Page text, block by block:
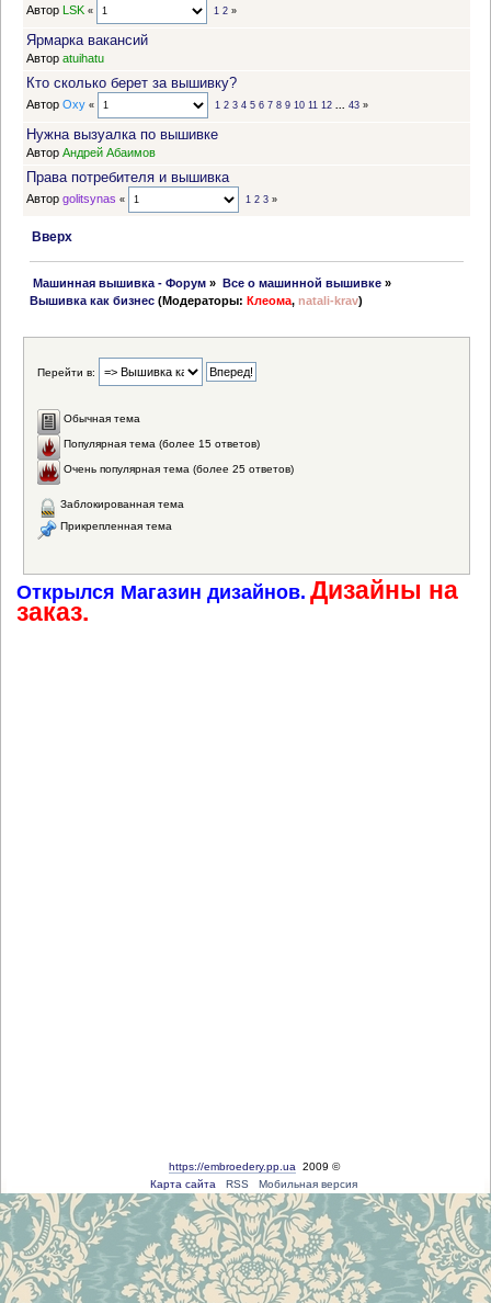
Автор LSK « 1 2»
Ярмарка вакансий
Автор atuihatu
Кто сколько берет за вышивку?
Автор Oxy « 1 2 3 4 5 6 7 8 9 10 11 12 ... 43»
Нужна вызуалка по вышивке
Автор Андрей Абаимов
Права потребителя и вышивка
Автор golitsynas « 1 2 3»
Вверх
Машинная вышивка - Форум » Все о машинной вышивке»
Вышивка как бизнес (Модераторы: Клеома,natali-krav)
Перейти в:
Обычная тема
Популярная тема (более 15 ответов)
Очень популярная тема (более 25 ответов)
Заблокированная тема
Прикрепленная тема
Открылся Магазин дизайнов. Дизайны на
заказ.
https://embroedery.pp.ua 2009 ©
Карта сайта
RSS Мобильная версия